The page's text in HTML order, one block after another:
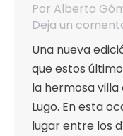
Por Alberto
Deja un
Una nueva
que estos
la hermosa villa
Lugo. En esta
lugar entre los